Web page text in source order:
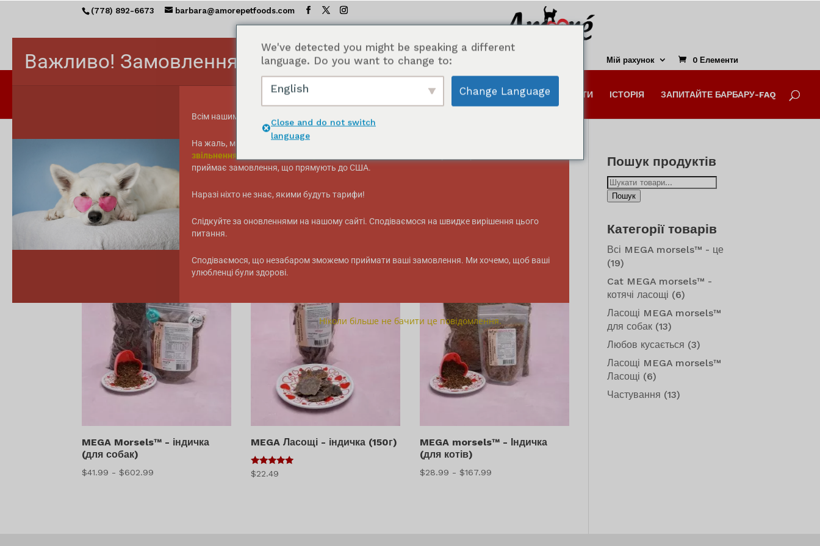
(778) 892-6673 barbara@amorepetfoods.com
Мій рахунок 0 Елементи
ГОЛОВНА СТОРІНКА ТАБЛИЦЯ ДЕГУСТАЦІЇ ІНГРЕДІЄНТИ ІСТОРІЯ ЗАПИТАЙТЕ БАРБАРУ-FAQ
Головна сторінка / Товари з тегом "real turkey"
справжня індичка
Показати всі результати 3
Відсортовано
MEGA Morsels™ - індичка
(для собак)
$41.99 - $602.99
MEGA Ласощі - індичка (150г)
5
з 5
$22.49
MEGA morsels™ - Індичка
(для котів)
$28.99 - $167.99
Пошук продуктів
Шукайте:
Пошук
Категорії товарів
Всі MEGA morsels™ - це
(19)
Cat MEGA morsels™ -
котячі ласощі (6)
Ласощі MEGA morsels™
для собак (13)
Любов кусається (3)
Ласощі MEGA morsels™
Ласощі (6)
Частування (13)
We've detected you might be speaking a different
language. Do you want to change to:
English Change Language
Close and do not switch
language
Закрийте
Важливо! Замовлення з США тимчасово призупинено.
Всім нашим американським клієнтам:
На жаль, ми не можемо прийняти ваші замовлення. У зв'язку з тим, що
звільнення від сплати податку de minimis
приймає замовлення, що прямують до США.
Наразі ніхто не знає, якими будуть тарифи!
Слідкуйте за оновленнями на нашому сайті. Сподіваємося на швидке вирішення цього
питання.
Сподіваємося, що незабаром зможемо приймати ваші замовлення. Ми хочемо, щоб ваші
улюбленці були здорові.
Ніколи більше не бачити це повідомлення.